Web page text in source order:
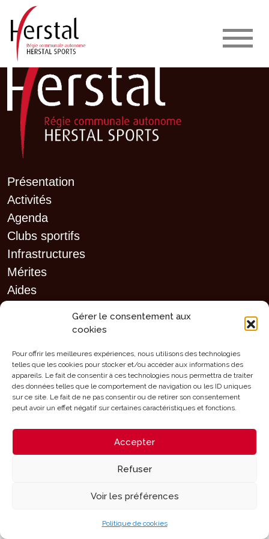
Gérer le consentement aux
cookies
Pour offrir les meilleures expériences, nous utilisons des technologies
telles que les cookies pour stocker et/ou accéder aux informations des
appareils. Le fait de consentir à ces technologies nous permettra de traiter
des données telles que le comportement de navigation ou les ID uniques
sur ce site. Le fait de ne pas consentir ou de retirer son consentement
peut avoir un effet négatif sur certaines caractéristiques et fonctions.
Accepter
Refuser
Voir les préférences
Politique de cookies
Présentation
Activités
Agenda
Clubs sportifs
Infrastructures
Mérites
Aides
Mentions légales - Configuration des cookies
Designed and Developed with
by Oh! médias